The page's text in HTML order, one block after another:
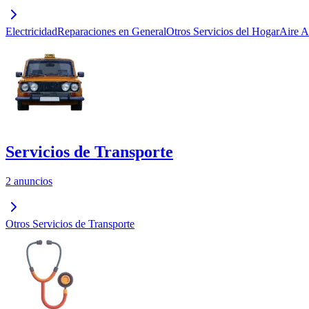
ElectricidadReparaciones en GeneralOtros Servicios del HogarAire
Servicios de Transporte
2 anuncios
Otros Servicios de Transporte